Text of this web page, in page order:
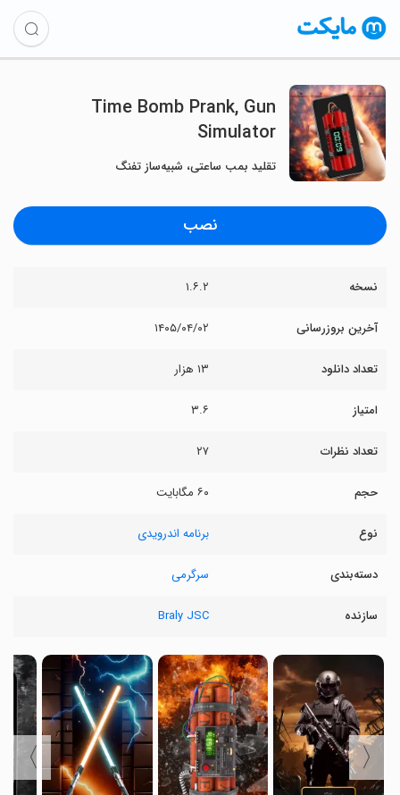
Time Bomb Prank, Gun
Simulator
تقلید بمب ساعتی، شبیه‌ساز تفنگ
نصب
نسخه ۱.۶.۲
آخرین بروزرسانی ۱۴۰۵/۰۴/۰۲
تعداد دانلود ۱۳ هزار
امتیاز ۳.۶
تعداد نظرات ۲۷
حجم ۶۰ مگابایت
نوع برنامه اندرویدی
دسته‌بندی سرگرمی
سازنده Braly JSC
〈
〉